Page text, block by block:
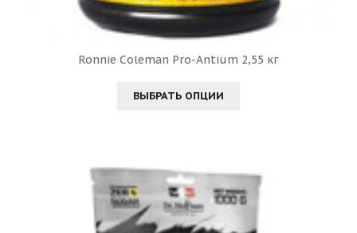
Ronnie Coleman Pro-Antium 2,55 кг
ВЫБРАТЬ ОПЦИИ